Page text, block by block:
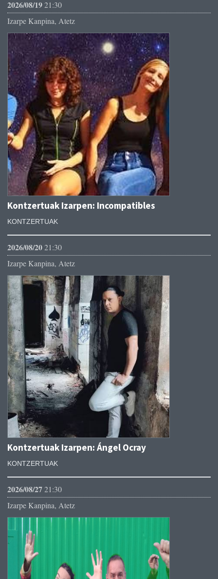
2026/08/1921:30
Izarpe Kanpina, Atetz
Kontzertuak Izarpen: Incompatibles
KONTZERTUAK
2026/08/2021:30
Izarpe Kanpina, Atetz
Kontzertuak Izarpen: Ángel Ocray
KONTZERTUAK
2026/08/2721:30
Izarpe Kanpina, Atetz